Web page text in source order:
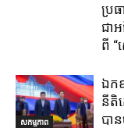
ប្រ
ជា
ពី​ “
សកម្មភាព
ឯក
នីតិ
បា